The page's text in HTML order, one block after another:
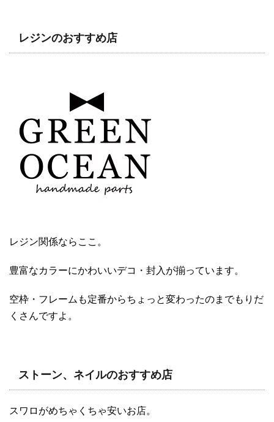
レジンのおすすめ店
レジン関係ならここ。
豊富なカラーにかわいいデコ・封入が揃っています。
空枠・フレームも定番からちょっと変わったのまでもりだ
くさんですよ。
ストーン、ネイルのおすすめ店
スワロがめちゃくちゃ安いお店。